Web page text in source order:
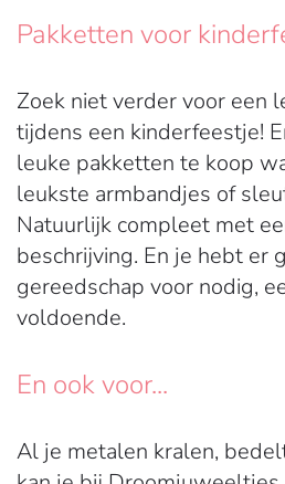
Pakketten voor
Zoek niet verder voor een
tijdens een kinderfeestje!
leuke pakketten te koop
leukste armbandjes of
Natuurlijk compleet met
beschrijving. En je hebt er
gereedschap voor nodig,
voldoende.
En ook voor...
Al je metalen kralen,